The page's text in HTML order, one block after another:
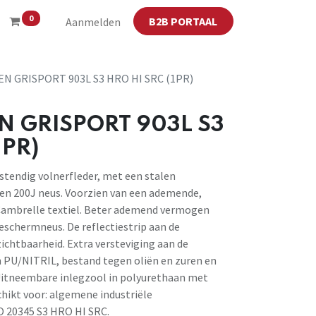
0 Aanmelden B2B PORTAAL
GRISPORT 903L S3 HRO HI SRC (1PR)
GRISPORT 903L S3
volnerfleder, met een stalen
neus. Voorzien van een ademende,
textiel. Beter ademend vermogen
De reflectiestrip aan de
Extra versteviging aan de
NITRIL, bestand tegen oliën en zuren en
inlegzool in polyurethaan met
voor: algemene industriële
S3 HRO HI SRC.